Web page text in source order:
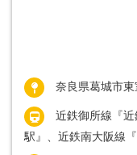
奈良県葛城市東
近鉄御所線『
駅』、近鉄南大阪線『